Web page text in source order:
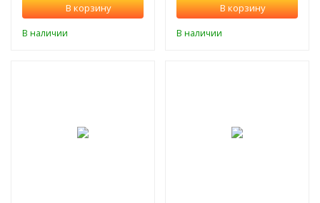
В корзину
В наличии
В корзину
В наличии